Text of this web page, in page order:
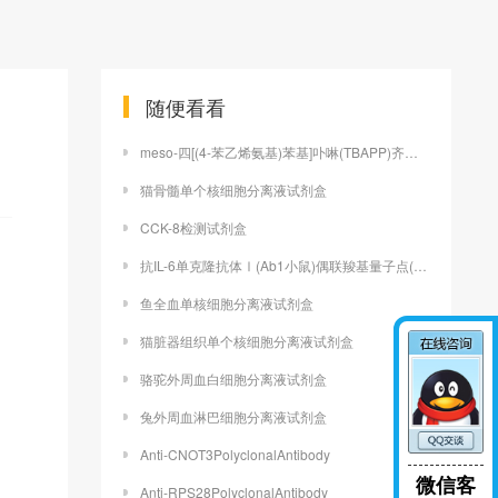
随便看看
meso-四[(4-苯乙烯氨基)苯基]卟啉(TBAPP)齐岳供应
猫骨髓单个核细胞分离液试剂盒
CCK-8检测试剂盒
抗IL-6单克隆抗体Ⅰ(Ab1小鼠)偶联羧基量子点(CdSe/ZeS)
鱼全血单核细胞分离液试剂盒
猫脏器组织单个核细胞分离液试剂盒
骆驼外周血白细胞分离液试剂盒
兔外周血淋巴细胞分离液试剂盒
Anti-CNOT3PolyclonalAntibody
Anti-RPS28PolyclonalAntibody
微信客